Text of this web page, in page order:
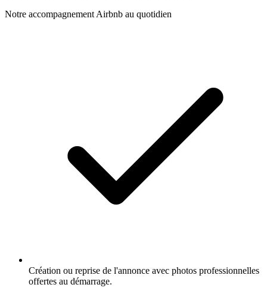
Notre accompagnement Airbnb au quotidien
Création ou reprise de l'annonce avec photos professionnelles
offertes au démarrage.